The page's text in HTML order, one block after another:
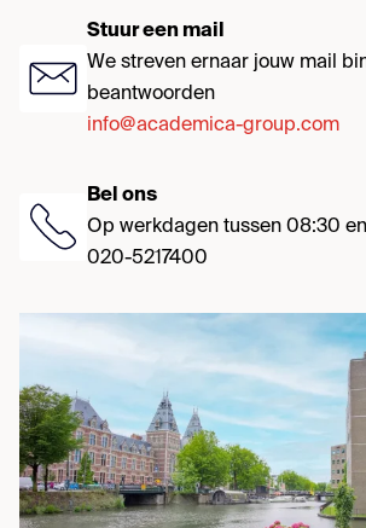
Stuur een mail
We streven ernaar jouw mail
beantwoorden
info@academica-group.com
Bel ons
Op werkdagen tussen 08:30
020-5217400